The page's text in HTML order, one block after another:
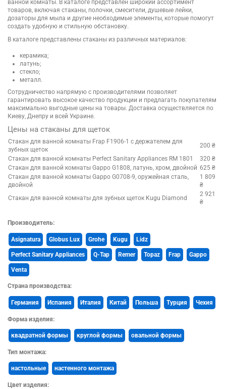
ванной комнаты. В каталоге представлен широкий ассортимент
товаров, включая стаканы, полочки, смесители, душевые лейки,
дозаторы для мыла и другие необходимые элементы, которые помогут
создать удобную и стильную обстановку.
В каталоге представлены стаканы из различных материалов:
керамика;
латунь;
стекло;
металл.
Сотрудничество напрямую с производителями позволяет
гарантировать высокое качество продукции и предлагать покупателям
максимально выгодные цены на товары. Доставка осуществляется по
Киеву, Днепру и всей Украине.
Цены на стаканы для щеток
Стакан для ванной комнаты Frap F1906-1 с держателем для
зубных щеток
200 ₴
Стакан для ванной комнаты Perfect Sanitary Appliances RM 1801
320 ₴
Стакан для ванной комнаты Gappo G1808, латунь, хром, двойной 625 ₴
Стакан для ванной комнаты Gappo G0708-9, оружейная сталь,
двойной
1 809
₴
Стакан для ванной комнаты для зубных щеток Kugu Diamond
2 921
₴
Производитель:
Asignatura Globus Lux Grohe Kugu Lidz
Perfect Sanitary Appliances Q-Tap Remer Topaz Frap Gappo
Venta
Страна производства:
Германия Испания Италия Китай Польша Турция Чехия
Форма изделия:
квадратной формы круглой формы овальной формы
Тип монтажа:
наcтольные настенного монтажа
Цвет изделия: